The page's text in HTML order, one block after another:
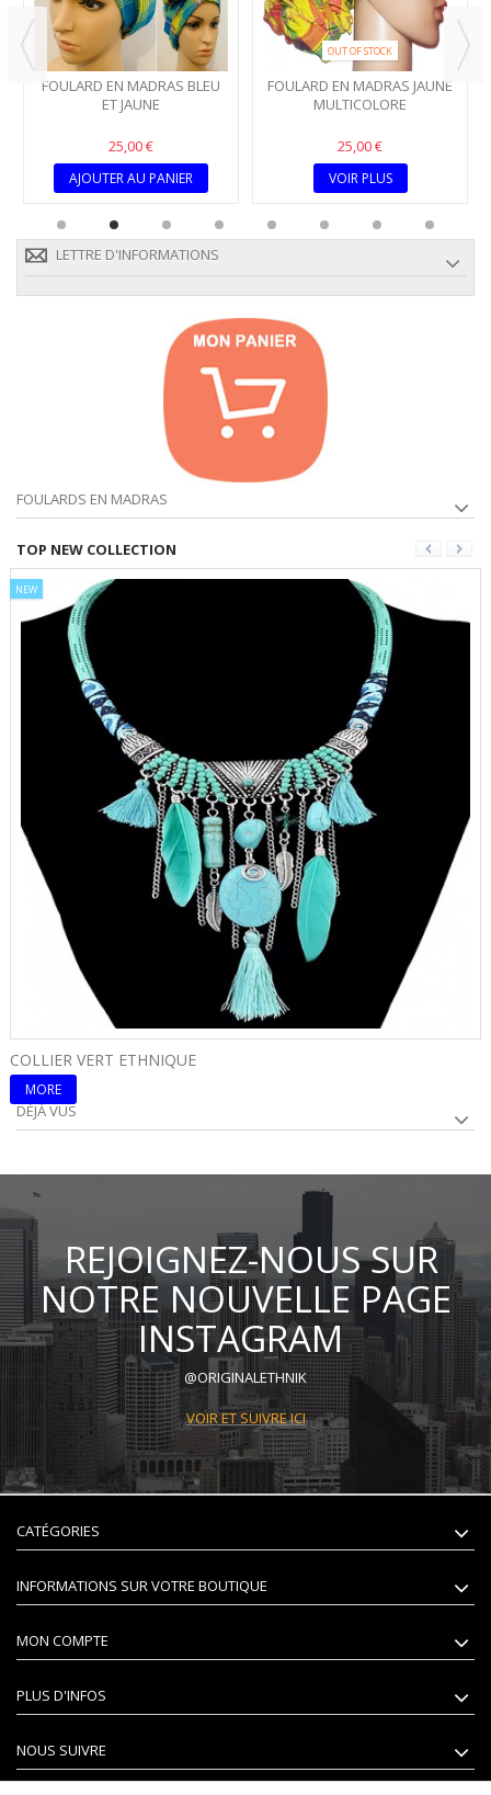
FOULARD EN MADRAS BLEU
ET JAUNE
25,00 €
AJOUTER AU PANIER
OUT OF STOCK
FOULARD EN MADRAS JAUNE
MULTICOLORE
25,00 €
VOIR PLUS
LETTRE D'INFORMATIONS
FOULARDS EN MADRAS
TOP NEW COLLECTION
NEW
COLLIER VERT ETHNIQUE
MORE
DÉJÀ VUS
REJOIGNEZ-NOUS SUR
NOTRE NOUVELLE PAGE
INSTAGRAM
@ORIGINALETHNIK
VOIR ET SUIVRE ICI
CATÉGORIES
INFORMATIONS SUR VOTRE BOUTIQUE
MON COMPTE
PLUS D'INFOS
NOUS SUIVRE